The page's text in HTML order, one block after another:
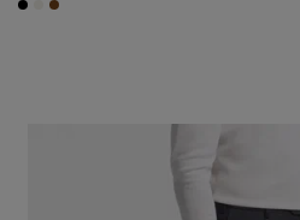
#000000
#F1EFE8
#76471B